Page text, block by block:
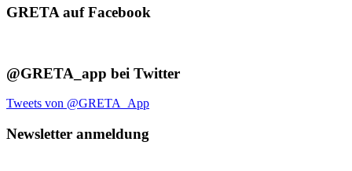
GRETA auf Facebook
@GRETA_app bei Twitter
Tweets von @GRETA_App
Newsletter anmeldung